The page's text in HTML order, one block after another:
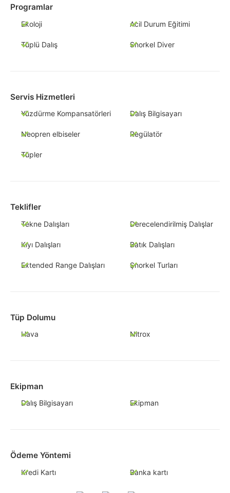
Programlar
Ekoloji Acil Durum Eğitimi
Tüplü Dalış Snorkel Diver
Servis Hizmetleri
Yüzdürme Kompansatörleri Dalış Bilgisayarı
Neopren elbiseler Regülatör
Tüpler
Teklifler
Tekne Dalışları Derecelendirilmiş Dalışlar
Kıyı Dalışları Batık Dalışları
Extended Range Dalışları Şnorkel Turları
Tüp Dolumu
Hava Nitrox
Ekipman
Dalış Bilgisayarı Ekipman
Ödeme Yöntemi
Kredi Kartı Banka kartı